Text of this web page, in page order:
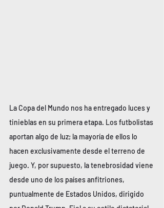
La Copa del Mundo nos ha entregado luces y
tinieblas en su primera etapa. Los futbolistas
aportan algo de luz; la mayoría de ellos lo
hacen exclusivamente desde el terreno de
juego. Y, por supuesto, la tenebrosidad viene
desde uno de los países anfitriones,
puntualmente de Estados Unidos, dirigido